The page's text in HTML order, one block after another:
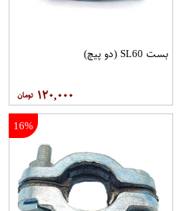
بست SL60 (دو پیچ)
۱۲۰,۰۰۰
16%